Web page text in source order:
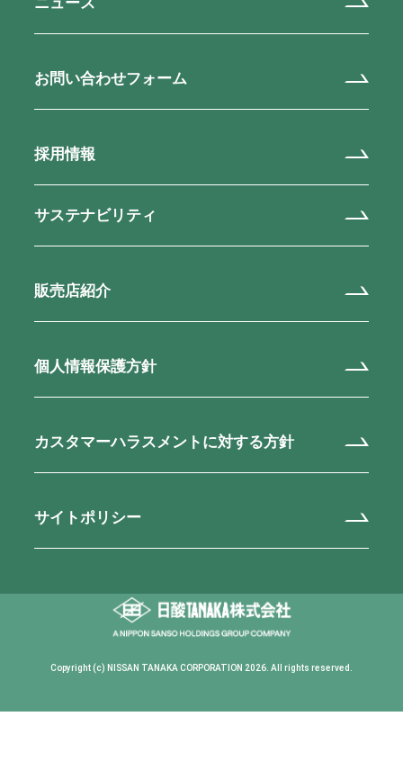
お問い合わせフォーム
採用情報
サステナビリティ
販売店紹介
個人情報保護方針
カスタマーハラスメントに対する方針
サイトポリシー
Copyright (c) NISSAN TANAKA CORPORATION 2026. All rights reserved.